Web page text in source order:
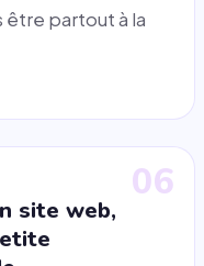
être partout à la
06
site web,